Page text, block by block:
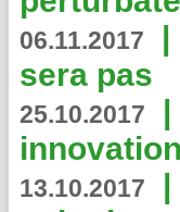
06.11.2017 |
sera pas
25.10.2017 |
13.10.2017 |